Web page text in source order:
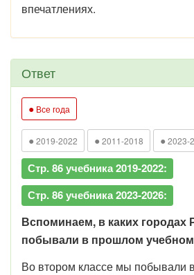
впечатлениях.
Ответ
● Все года
● 2019-2022 ● 2011-2018 ● 2023-
Стр. 86 учебника 2019-2022:
Стр. 86 учебника 2023-2026:
Вспоминаем, в каких городах
побывали в прошлом учебном
Во втором классе мы побывали